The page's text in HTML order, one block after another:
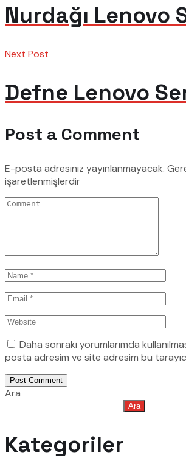
Nurdağı Lenovo
Next Post
Defne Lenovo
Post a Comment
E-posta adresiniz yayınlanmayacak.
işaretlenmişlerdir
Daha sonraki yorumlarımda
posta adresim ve site adresim bu
Post Comment
Ara
Ara
Kategoriler